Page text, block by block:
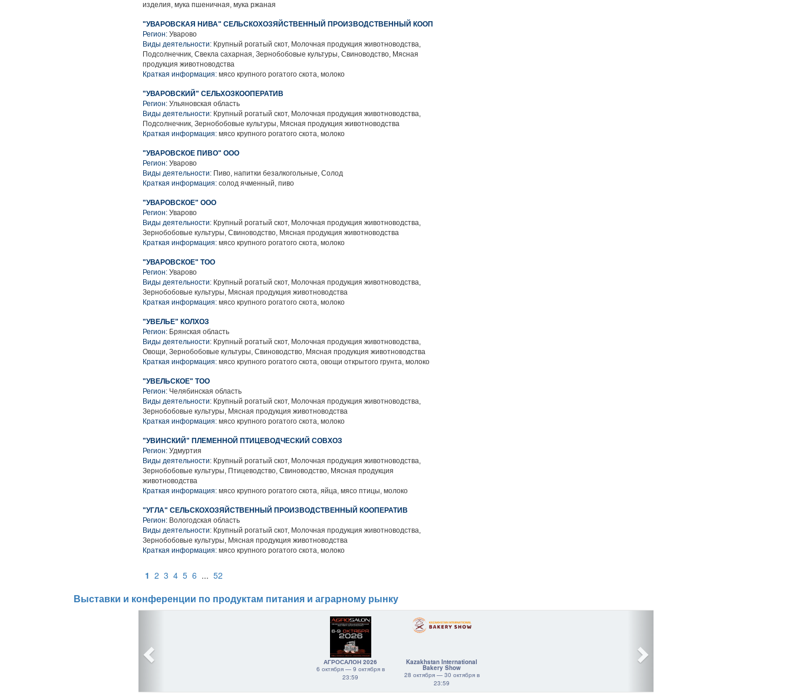
изделия, мука пшеничная, мука ржаная
"УВАРОВСКАЯ НИВА" СЕЛЬСКОХОЗЯЙСТВЕННЫЙ ПРОИЗВОДСТВЕННЫЙ КООП
Регион: Уварово
Виды деятельности: Крупный рогатый скот, Молочная продукция животноводства,
Подсолнечник, Свекла сахарная, Зернобобовые культуры, Свиноводство, Мясная
продукция животноводства
Краткая информация: мясо крупного рогатого скота, молоко
"УВАРОВСКИЙ" СЕЛЬХОЗКООПЕРАТИВ
Регион: Ульяновская область
Виды деятельности: Крупный рогатый скот, Молочная продукция животноводства,
Подсолнечник, Зернобобовые культуры, Мясная продукция животноводства
Краткая информация: мясо крупного рогатого скота, молоко
"УВАРОВСКОЕ ПИВО" ООО
Регион: Уварово
Виды деятельности: Пиво, напитки безалкогольные, Солод
Краткая информация: солод ячменный, пиво
"УВАРОВСКОЕ" ООО
Регион: Уварово
Виды деятельности: Крупный рогатый скот, Молочная продукция животноводства,
Зернобобовые культуры, Свиноводство, Мясная продукция животноводства
Краткая информация: мясо крупного рогатого скота, молоко
"УВАРОВСКОЕ" ТОО
Регион: Уварово
Виды деятельности: Крупный рогатый скот, Молочная продукция животноводства,
Зернобобовые культуры, Мясная продукция животноводства
Краткая информация: мясо крупного рогатого скота, молоко
"УВЕЛЬЕ" КОЛХОЗ
Регион: Брянская область
Виды деятельности: Крупный рогатый скот, Молочная продукция животноводства,
Овощи, Зернобобовые культуры, Свиноводство, Мясная продукция животноводства
Краткая информация: мясо крупного рогатого скота, овощи открытого грунта, молоко
"УВЕЛЬСКОЕ" ТОО
Регион: Челябинская область
Виды деятельности: Крупный рогатый скот, Молочная продукция животноводства,
Зернобобовые культуры, Мясная продукция животноводства
Краткая информация: мясо крупного рогатого скота, молоко
"УВИНСКИЙ" ПЛЕМЕННОЙ ПТИЦЕВОДЧЕСКИЙ СОВХОЗ
Регион: Удмуртия
Виды деятельности: Крупный рогатый скот, Молочная продукция животноводства,
Зернобобовые культуры, Птицеводство, Свиноводство, Мясная продукция
животноводства
Краткая информация: мясо крупного рогатого скота, яйца, мясо птицы, молоко
"УГЛА" СЕЛЬСКОХОЗЯЙСТВЕННЫЙ ПРОИЗВОДСТВЕННЫЙ КООПЕРАТИВ
Регион: Вологодская область
Виды деятельности: Крупный рогатый скот, Молочная продукция животноводства,
Зернобобовые культуры, Мясная продукция животноводства
Краткая информация: мясо крупного рогатого скота, молоко
1 2 3 4 5 6 ... 52
Выставки и конференции по продуктам питания и аграрному рынку
АГРОСАЛОН 2026
6 октября — 9 октября в
23:59
Kazakhstan International
Bakery Show
28 октября — 30 октября в
23:59